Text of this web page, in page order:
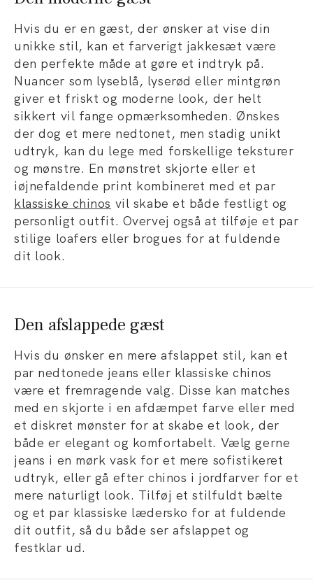
Hvis du er en gæst, der ønsker at vise din
unikke stil, kan et farverigt jakkesæt være
den perfekte måde at gøre et indtryk på.
Nuancer som lyseblå, lyserød eller mintgrøn
giver et friskt og moderne look, der helt
sikkert vil fange opmærksomheden. Ønskes
der dog et mere nedtonet, men stadig unikt
udtryk, kan du lege med forskellige teksturer
og mønstre. En mønstret skjorte eller et
iøjnefaldende print kombineret med et par
klassiske chinos vil skabe et både festligt og
personligt outfit. Overvej også at tilføje et par
stilige loafers eller brogues for at fuldende
dit look.
Den afslappede gæst
Hvis du ønsker en mere afslappet stil, kan et
par nedtonede jeans eller klassiske chinos
være et fremragende valg. Disse kan matches
med en skjorte i en afdæmpet farve eller med
et diskret mønster for at skabe et look, der
både er elegant og komfortabelt. Vælg gerne
jeans i en mørk vask for et mere sofistikeret
udtryk, eller gå efter chinos i jordfarver for et
mere naturligt look. Tilføj et stilfuldt bælte
og et par klassiske lædersko for at fuldende
dit outfit, så du både ser afslappet og
festklar ud.